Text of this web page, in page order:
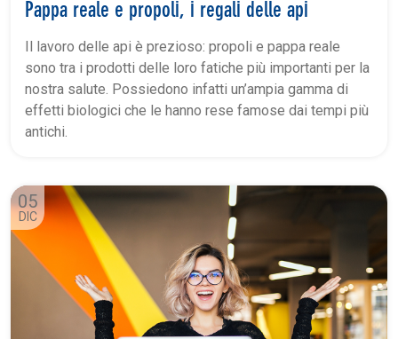
Pappa reale e propoli, i regali delle api
Il lavoro delle api è prezioso: propoli e pappa reale
sono tra i prodotti delle loro fatiche più importanti per la
nostra salute. Possiedono infatti un’ampia gamma di
effetti biologici che le hanno rese famose dai tempi più
antichi.
05
DIC